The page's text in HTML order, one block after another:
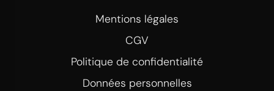
Mentions légales
CGV
Politique de confidentialité
Données personnelles